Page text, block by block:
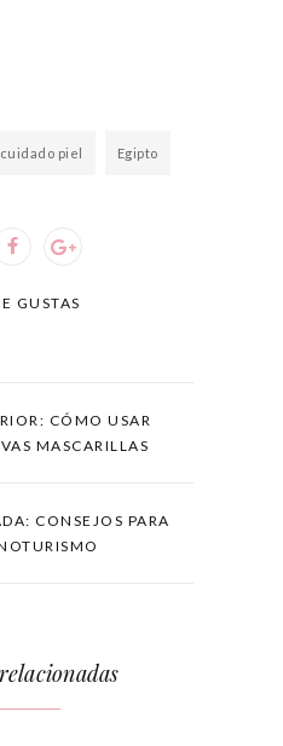
cuidado piel Egipto
GUSTAS
CÓMO USAR
MASCARILLAS
CONSEJOS PARA